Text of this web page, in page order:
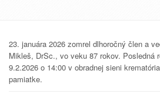
23. januára 2026 zomrel dlhoročný člen a
Mikleš, DrSc., vo veku 87 rokov. Posledná
9.2.2026 o 14:00 v obradnej sieni
pamiatke.